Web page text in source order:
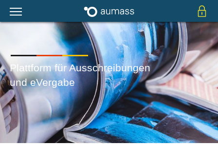
Plattform für Ausschreibungen
und eVergabe